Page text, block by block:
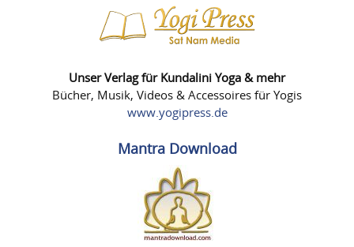
Unser Verlag für Kundalini Yoga & mehr
Bücher, Musik, Videos & Accessoires für Yogis
www.yogipress.de
Mantra Download